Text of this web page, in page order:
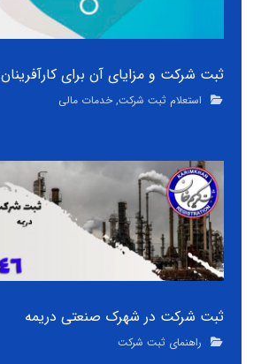
ثبت شرکت و مزایای آن برای کارآفرینان
استعلام ثبت شرکت,خدمات مالی
ثبت شرکت در شهرک صنعتی دريمه
راهنمای ثبت شرکت